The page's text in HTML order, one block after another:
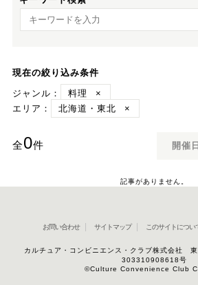
キーワード検索
現在の絞り込み条件
ジャンル：
料理
×
エリア：
北海道・東北 ×
全0件 開催
記事がありません。
お問い合わせ サイトマップ このサイトについ
カルチュア・コンビニエンス・クラブ株式会社
303310908618号
©Culture Convenience Club